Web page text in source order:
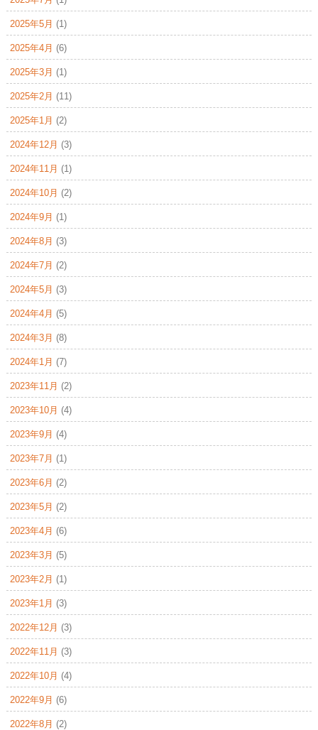
2025年5月 (1)
2025年4月 (6)
2025年3月 (1)
2025年2月 (11)
2025年1月 (2)
2024年12月 (3)
2024年11月 (1)
2024年10月 (2)
2024年9月 (1)
2024年8月 (3)
2024年7月 (2)
2024年5月 (3)
2024年4月 (5)
2024年3月 (8)
2024年1月 (7)
2023年11月 (2)
2023年10月 (4)
2023年9月 (4)
2023年7月 (1)
2023年6月 (2)
2023年5月 (2)
2023年4月 (6)
2023年3月 (5)
2023年2月 (1)
2023年1月 (3)
2022年12月 (3)
2022年11月 (3)
2022年10月 (4)
2022年9月 (6)
2022年8月 (2)